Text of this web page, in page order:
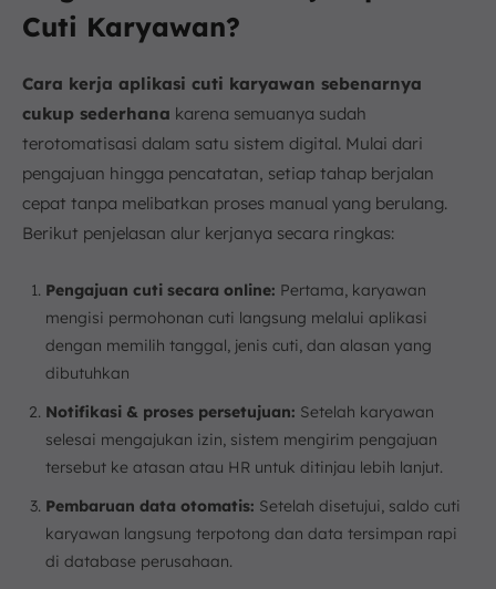
Cuti Karyawan?
Cara kerja aplikasi cuti karyawan sebenarnya
cukup sederhana karena semuanya sudah
terotomatisasi dalam satu sistem digital. Mulai dari
pengajuan hingga pencatatan, setiap tahap berjalan
cepat tanpa melibatkan proses manual yang berulang.
Berikut penjelasan alur kerjanya secara ringkas:
Pengajuan cuti secara online: Pertama, karyawan
mengisi permohonan cuti langsung melalui aplikasi
dengan memilih tanggal, jenis cuti, dan alasan yang
dibutuhkan
Notifikasi & proses persetujuan: Setelah karyawan
selesai mengajukan izin, sistem mengirim pengajuan
tersebut ke atasan atau HR untuk ditinjau lebih lanjut.
Pembaruan data otomatis: Setelah disetujui, saldo cuti
karyawan langsung terpotong dan data tersimpan rapi
di database perusahaan.